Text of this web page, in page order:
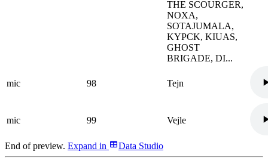
THE SCOURGER,
NOXA,
SOTAJUMALA,
KYPCK, KIUAS,
GHOST
BRIGADE, DI...
mic 98 Tejn
mic 99 Vejle
End of preview. Expand in Data Studio